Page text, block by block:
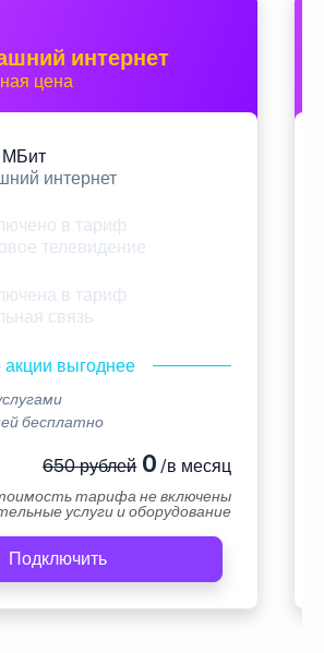
интернет
цена
МБит
интернет
в тариф
телевидение
в тариф
связь
акции выгоднее
бесплатно
650 рублей0 /в месяц
тарифа не включены
услуги и оборудование
Подключить